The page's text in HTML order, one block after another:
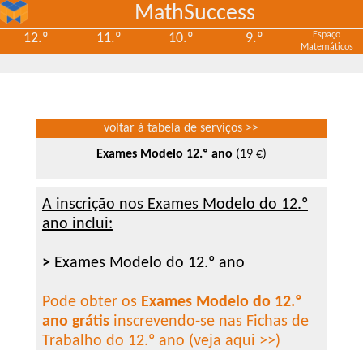
MathSuccess
12.º 11.º 10.º 9.º
Espaço
Matemáticos
voltar à tabela de serviços >>
Exames Modelo 12.º ano (19 €)
A inscrição nos Exames Modelo do 12.º
ano inclui:
>Exames Modelo do 12.º ano
Pode obter os Exames Modelo do 12.º
ano grátisinscrevendo-se nas Fichas de
Trabalho do 12.º ano (veja aqui >>)